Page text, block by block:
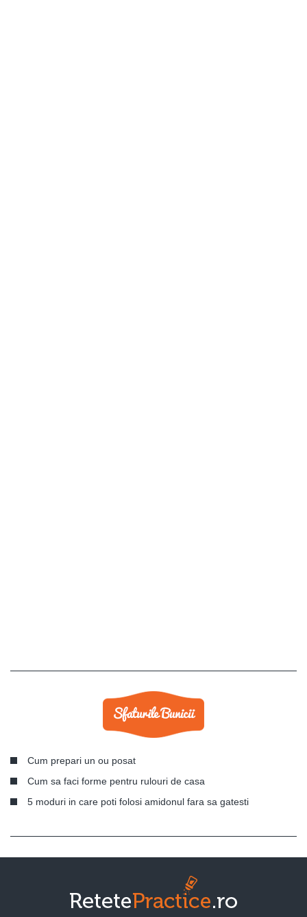
Cum prepari un ou posat
Cum sa faci forme pentru rulouri de casa
5 moduri in care poti folosi amidonul fara sa gatesti